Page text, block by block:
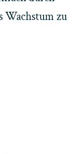
Wachstum zu
Feldern
ist wie alle
gilt für die